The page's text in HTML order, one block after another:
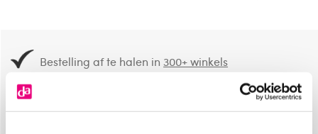
Bestelling af te halen in300+ winkels